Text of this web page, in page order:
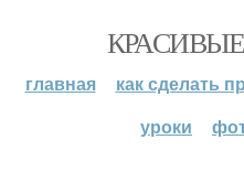
главная как сделать
уроки